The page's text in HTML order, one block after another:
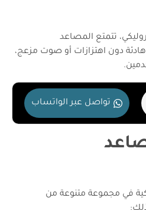
تتمتع المصاعد
دون اهتزازات أو صوت مزعج،
تواصل عبر الواتساب
في مجموعة متنوعة من